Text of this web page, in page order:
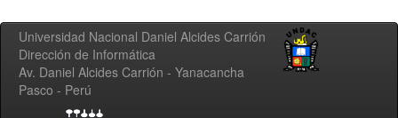
Universidad Nacional Daniel Alcides Carrión
Dirección de Informática
Av. Daniel Alcides Carrión - Yanacancha
Pasco - Perú